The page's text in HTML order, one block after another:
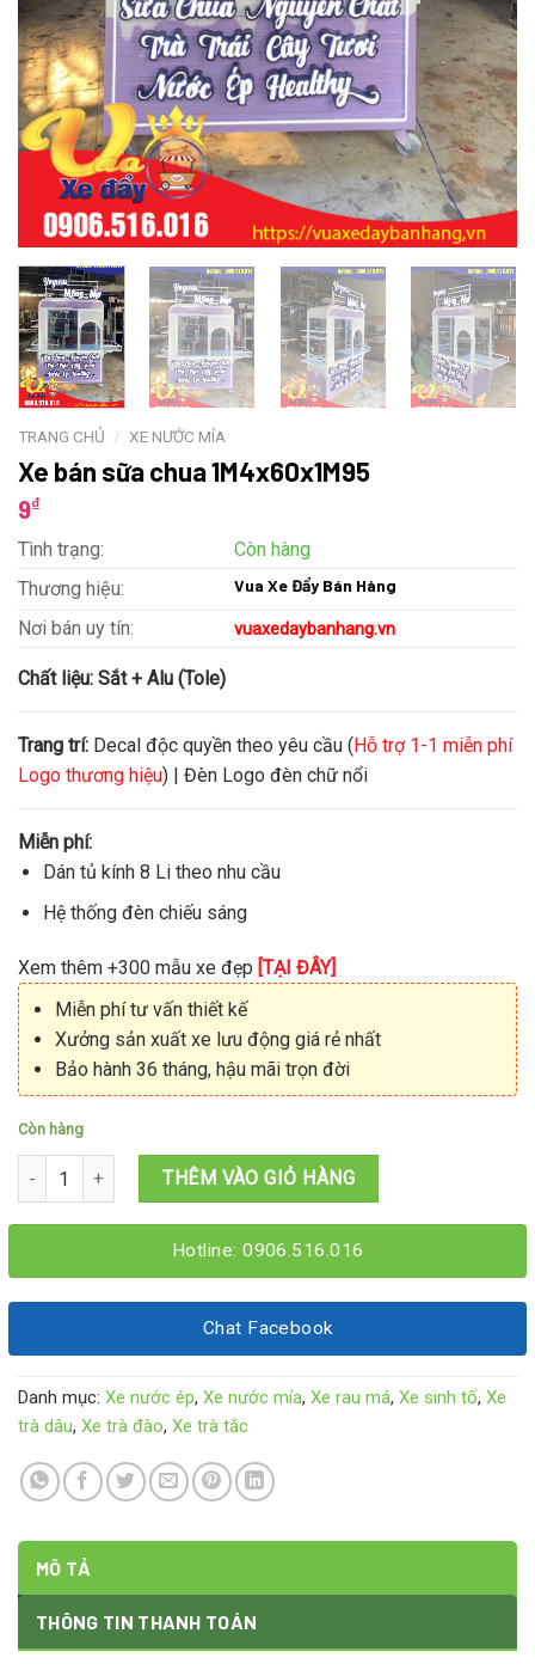
TRANG CHỦ / XE NƯỚC MÍA
Xe bán sữa chua 1M4x60x1M95
9₫
Tình trạng:
Còn hàng
Thương hiệu:
Vua Xe Đẩy Bán Hàng
Nơi bán uy tín: vuaxedaybanhang.vn
Chất liệu: Sắt + Alu (Tole)
Trang trí: Decal độc quyền theo yêu cầu (Hỗ trợ 1-1 miễn phí
Logo thương hiệu) | Đèn Logo đèn chữ nổi
Miễn phí:
Dán tủ kính 8 Li theo nhu cầu
Hệ thống đèn chiếu sáng
Xem thêm +300 mẫu xe đẹp [TẠI ĐÂY]
Miễn phí tư vấn thiết kế
Xưởng sản xuất xe lưu động giá rẻ nhất
Bảo hành 36 tháng, hậu mãi trọn đời
Còn hàng
Xe bán sữa chua 1M4x60x1M95 số lượng
THÊM VÀO GIỎ HÀNG
Hotline: 0906.516.016
Chat Facebook
Danh mục: Xe nước ép, Xe nước mía, Xe rau má, Xe sinh tố, Xe
trà dâu, Xe trà đào, Xe trà tắc
MÔ TẢ
THÔNG TIN THANH TOÁN